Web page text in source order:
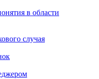
в области
случая